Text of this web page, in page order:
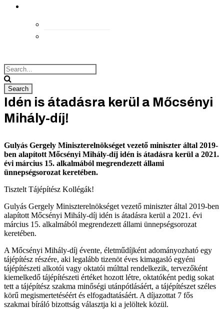
Idén is átadásra kerül a Mőcsényi
Mihály-díj!
Gulyás Gergely Miniszterelnökséget vezető miniszter által 2019-
ben alapított Mőcsényi Mihály-díj idén is átadásra kerül a 2021.
évi március 15. alkalmából megrendezett állami
ünnepségsorozat keretében.
Tisztelt Tájépítész Kollégák!
Gulyás Gergely Miniszterelnökséget vezető miniszter által 2019-ben
alapított Mőcsényi Mihály-díj idén is átadásra kerül a 2021. évi
március 15. alkalmából megrendezett állami ünnepségsorozat
keretében.
A Mőcsényi Mihály-díj évente, életműdíjként adományozható egy
tájépítész részére, aki legalább tizenöt éves kimagasló egyéni
tájépítészeti alkotói vagy oktatói múlttal rendelkezik, tervezőként
kiemelkedő tájépítészeti értéket hozott létre, oktatóként pedig sokat
tett a tájépítész szakma minőségi utánpótlásáért, a tájépítészet széles
körű megismertetéséért és elfogadtatásáért. A díjazottat 7 fős
szakmai bíráló bizottság választja ki a jelöltek közül.